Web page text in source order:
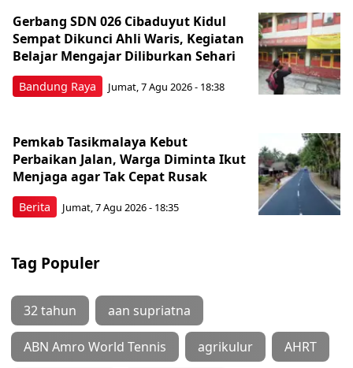
Bandung Raya
Gerbang SDN 026 Cibaduyut Kidul
Sempat Dikunci Ahli Waris, Kegiatan
Belajar Mengajar Diliburkan Sehari
Jumat, 7 Agu 2026 - 18:38
Berita
Pemkab Tasikmalaya Kebut
Perbaikan Jalan, Warga Diminta Ikut
Menjaga agar Tak Cepat Rusak
Jumat, 7 Agu 2026 - 18:35
Tag Populer
32 tahun aan supriatna
ABN Amro World Tennis agrikulur AHRT